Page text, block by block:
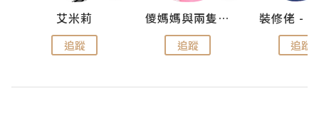
艾米莉
追蹤
儍媽媽與兩隻小魔怪之家
追蹤 追蹤